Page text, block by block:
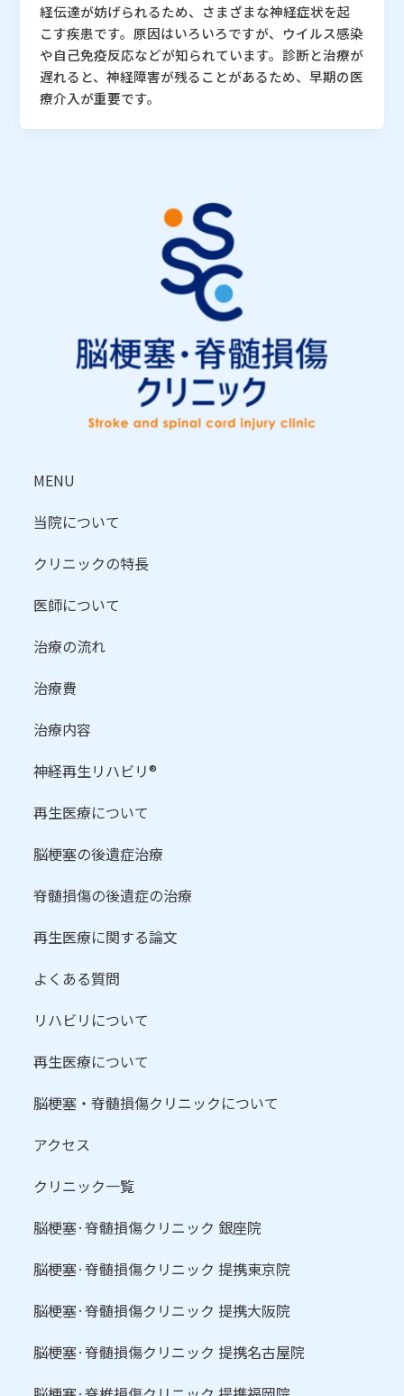
経伝達が妨げられるため、さまざまな神経症状を起
こす疾患です。原因はいろいろですが、ウイルス感染
や自己免疫反応などが知られています。診断と治療が
遅れると、神経障害が残ることがあるため、早期の医
療介入が重要です。
MENU
当院について
クリニックの特長
医師について
治療の流れ
治療費
治療内容
神経再生リハビリ®
再生医療について
脳梗塞の後遺症治療
脊髄損傷の後遺症の治療
再生医療に関する論文
よくある質問
リハビリについて
再生医療について
脳梗塞・脊髄損傷クリニックについて
アクセス
クリニック一覧
脳梗塞·脊髄損傷クリニック 銀座院
脳梗塞·脊髄損傷クリニック 提携東京院
脳梗塞·脊髄損傷クリニック 提携大阪院
脳梗塞·脊髄損傷クリニック 提携名古屋院